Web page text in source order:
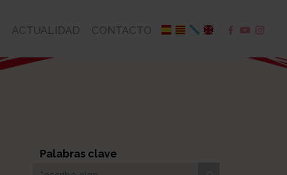
ACTUALIDAD CONTACTO
Palabras clave